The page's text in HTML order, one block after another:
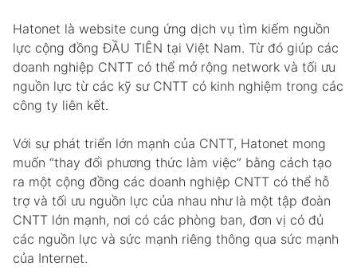
Hatonet là website cung ứng dịch vụ tìm kiếm nguồn
lực cộng đồng ĐẦU TIÊN tại Việt Nam. Từ đó giúp các
doanh nghiệp CNTT có thể mở rộng network và tối ưu
nguồn lực từ các kỹ sư CNTT có kinh nghiệm trong các
công ty liên kết.
Với sự phát triển lớn mạnh của CNTT, Hatonet mong
muốn “thay đổi phương thức làm việc” bằng cách tạo
ra một cộng đồng các doanh nghiệp CNTT có thể hỗ
trợ và tối ưu nguồn lực của nhau như là một tập đoàn
CNTT lớn mạnh, nơi có các phòng ban, đơn vị có đủ
các nguồn lực và sức mạnh riêng thông qua sức mạnh
của Internet.